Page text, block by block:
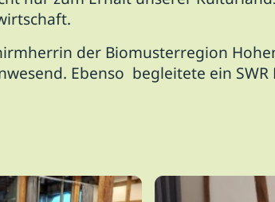
der Biomusterregion
Ebenso begleitete ein